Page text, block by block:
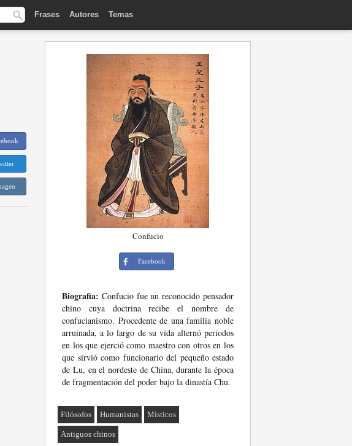
Frases Autores Temas
Confucio
Facebook
Biografia: Confucio fue un reconocido pensador
chino cuya doctrina recibe el nombre de
confucianismo. Procedente de una familia noble
arruinada, a lo largo de su vida alternó periodos
en los que ejerció como maestro con otros en los
que sirvió como funcionario del pequeño estado
de Lu, en el nordeste de China, durante la época
de fragmentación del poder bajo la dinastía Chu.
Filósofos Humanistas Místicos
Antiguos chinos